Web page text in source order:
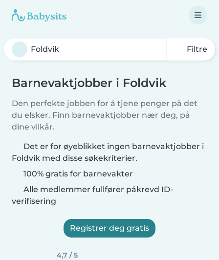
Filtre
Barnevaktjobber i Foldvik
Den perfekte jobben for å tjene penger på det
du elsker. Finn barnevaktjobber nær deg, på
dine vilkår.
Det er for øyeblikket ingen barnevaktjobber i
Foldvik med disse søkekriterier.
100% gratis for barnevakter
Alle medlemmer fullfører påkrevd ID-
verifisering
Registrer deg gratis
4,7 / 5